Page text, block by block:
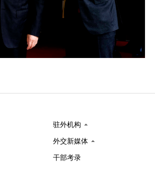
驻外机构
外交新媒体
干部考录